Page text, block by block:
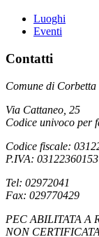
Luoghi
Eventi
Contatti
Comune di Corbetta
Via Cattaneo, 25
Codice univoco per
Codice fiscale:
P.IVA: 03122360153
Tel: 02972041
Fax: 029770429
PEC ABILITATA A
NON